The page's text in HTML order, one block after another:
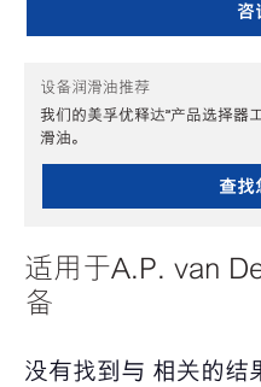
咨
设备润滑油推荐
我们的美孚优释达℠产品选择器
滑油。
查找
适用于A.P. van
备
没有找到与 相关的结